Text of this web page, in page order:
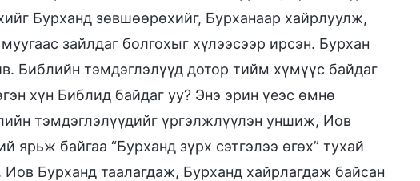
Бурханд зөвшөөрөхийг, Бурханаар хайрлуулж,
зайлдаг болгохыг хүлээсээр ирсэн. Бурхан
Библийн тэмдэглэлүүд дотор тийм хүмүүс байдаг
хүн Библид байдаг уу? Энэ эрин үеэс өмнө
тэмдэглэлүүдийг үргэлжлүүлэн уншиж, Иов
ярьж байгаа “Бурханд зүрх сэтгэлээ өгөх” тухай
Бурханд таалагдаж, Бурханд хайрлагдаж байсан